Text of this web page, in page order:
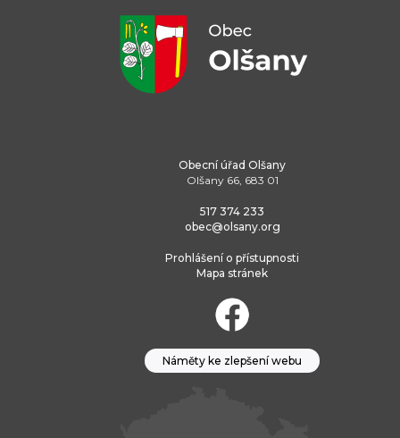
Obecní úřad Olšany
Olšany 66, 683 01
517 374 233
obec@olsany.org
Prohlášení o přístupnosti
Mapa stránek
Náměty ke zlepšení webu